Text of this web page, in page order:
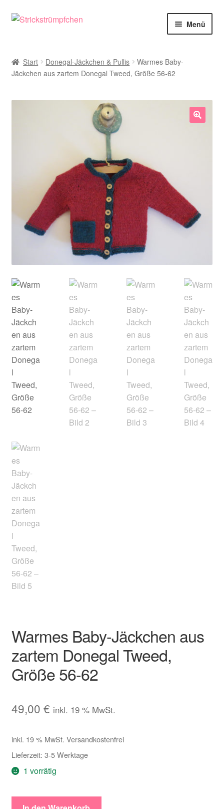
Zur
Zum
Menü
Babysöckchen
Donegal-Jäckchen & Pullis
Über Strickstrümpfchen
Service
Kontakt
Start Donegal-Jäckchen & Pullis
Warmes Baby-
Jäckchen aus zartem Donegal Tweed, Größe 56-62
Warmes Baby-Jäckchen aus
zartem Donegal Tweed,
Größe 56-62
49,00 € inkl. 19 % MwSt.
inkl. 19 % MwSt. Versandkostenfrei
Lieferzeit: 3-5 Werktage
1 vorrätig
Warmes